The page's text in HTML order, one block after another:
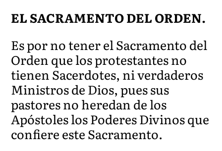
EL SACRAMENTO DEL ORDEN.
Es por no tener el Sacramento del
Orden que los protestantes no
tienen Sacerdotes, ni verdaderos
Ministros de Dios, pues sus
pastores no heredan de los
Apóstoles los Poderes Divinos que
confiere este Sacramento.